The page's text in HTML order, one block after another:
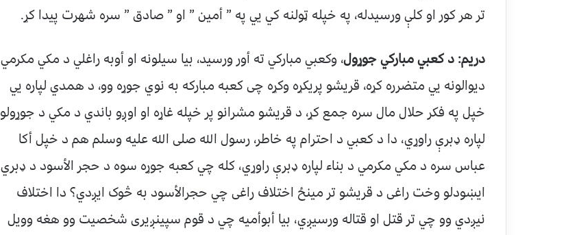
تر هر کور او کلې ورسیدله، په خپله ټولنه کي یي په ” أمین ” او ” صادق ” سره شهرت پیدا کړ.
دریم: د کعبي مبارکي جوړول، وکعبي مبارکي ته أور ورسید، بیا سیلونه او أوبه راغلي د مکي مکرمي
دیوالونه یي متضرره کړه، قریشو پریکړه وکړه چی کعبه مبارکه به نوي جوړه وو، د همدي لپاره یي
خپل په فکر حلال مال سره جمع کړ، د قریشو مشرانو پر خپله غاړه او اوږو باندي د مکي د جوړولو
لپاره ډبرې راوړي، دا د کعبي د احترام په خاطر، رسول الله صلی الله علیه وسلم هم د خپل أکا
عباس سره د مکي مکرمي د بناء لپاره ډبرې راوړي، کله چي کعبه جوړه سوه د حجر الأسود د ډبري
ایښودلو وخت راغی د قریشو تر مینځ اختلاف راغی چي حجرالأسود به څوک ایږدي؟ دا اختلاف
نیږدي وو چي تر قتل او قتاله ورسیږي، بیا أبوأمیه چي د قوم سپینږیری شخصیت وو هغه وویل